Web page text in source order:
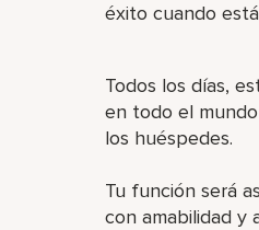
éxito cuando
Todos los días,
en todo el
los huéspedes.
Tu función será
con amabilidad y